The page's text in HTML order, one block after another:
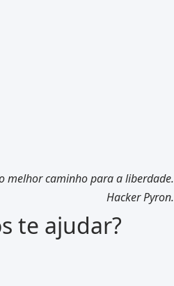
melhor caminho para a liberdade.
Hacker Pyron.
te ajudar?